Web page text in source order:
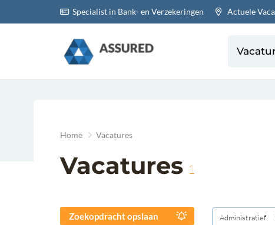
Home Vacatures
Vacatures 1
Zoekopdracht opslaan Administratief
Specialist in Bank- en Verzekeringen Actuele